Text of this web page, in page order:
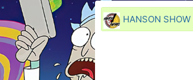
HANSON SHOW